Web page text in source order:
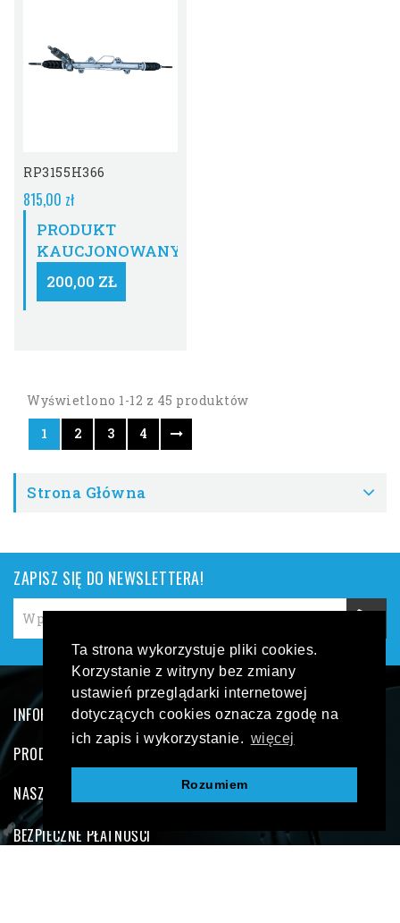
Ta strona wykorzystuje pliki cookies.
Korzystanie z witryny bez zmiany
ustawień przeglądarki internetowej
dotyczących cookies oznacza zgodę na
ich zapis i wykorzystanie. więcej
Rozumiem
RP3155H366
815,00 zł
PRODUKT
KAUCJONOWANY:
200,00 ZŁ
Wyświetlono 1-12 z 45 produktów
1
2 3 4
Strona Główna
ZAPISZ SIĘ DO NEWSLETTERA!
INFORMACJE O SKLEPIE
PRODUKTY
NASZA FIRMA
BEZPIECZNE PŁATNOŚCI